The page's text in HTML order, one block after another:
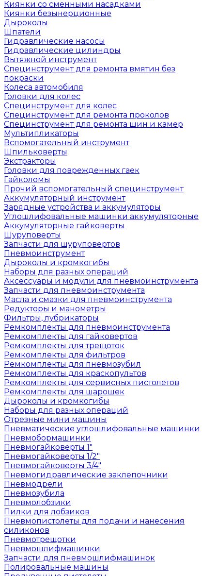
Киянки со сменными насадками
Киянки безынерционные
Дыроколы
Шпатели
Гидравлические насосы
Гидравлические цилиндры
Вытяжной инструмент
Специнструмент для ремонта вмятин без
покраски
Колеса автомобиля
Головки для колес
Специнструмент для колес
Специнструмент для ремонта проколов
Специнструмент для ремонта шин и камер
Мультипликаторы
Вспомогательный инструмент
Шпильковерты
Экстракторы
Головки для поврежденных гаек
Гайколомы
Прочий вспомогательный специнструмент
Аккумуляторный инструмент
Зарядные устройства и аккумуляторы
Углошлифовальные машинки аккумуляторные
Аккумуляторные гайковерты
Шуруповерты
Запчасти для шуруповертов
Пневмоинструмент
Дыроколы и кромкогибы
Наборы для разных операций
Аксессуары и модули для пневмоинструмента
Запчасти для пневмоинструмента
Масла и смазки для пневмоинструмента
Редукторы и манометры
Фильтры, лубрикаторы
Ремкомплекты для пневмоинструмента
Ремкомплекты для гайковертов
Ремкомплекты для трещоток
Ремкомплекты для фильтров
Ремкомплекты для пневмозубил
Ремкомплекты для краскопультов
Ремкомплекты для сервисных пистолетов
Ремкомплекты для шарошек
Дыроколы и кромкогибы
Наборы для разных операций
Отрезные мини машины
Пневматические углошлифовальные машинки
Пневмобормашинки
Пневмогайковерты 1"
Пневмогайковерты 1/2"
Пневмогайковерты 3/4"
Пневмогидравлические заклепочники
Пневмодрели
Пневмозубила
Пневмолобзики
Пилки для лобзиков
Пневмопистолеты для подачи и нанесения
силиконов
Пневмотрещотки
Пневмошлифмашинки
Запчасти для пневмошлифмашинок
Полировальные машины